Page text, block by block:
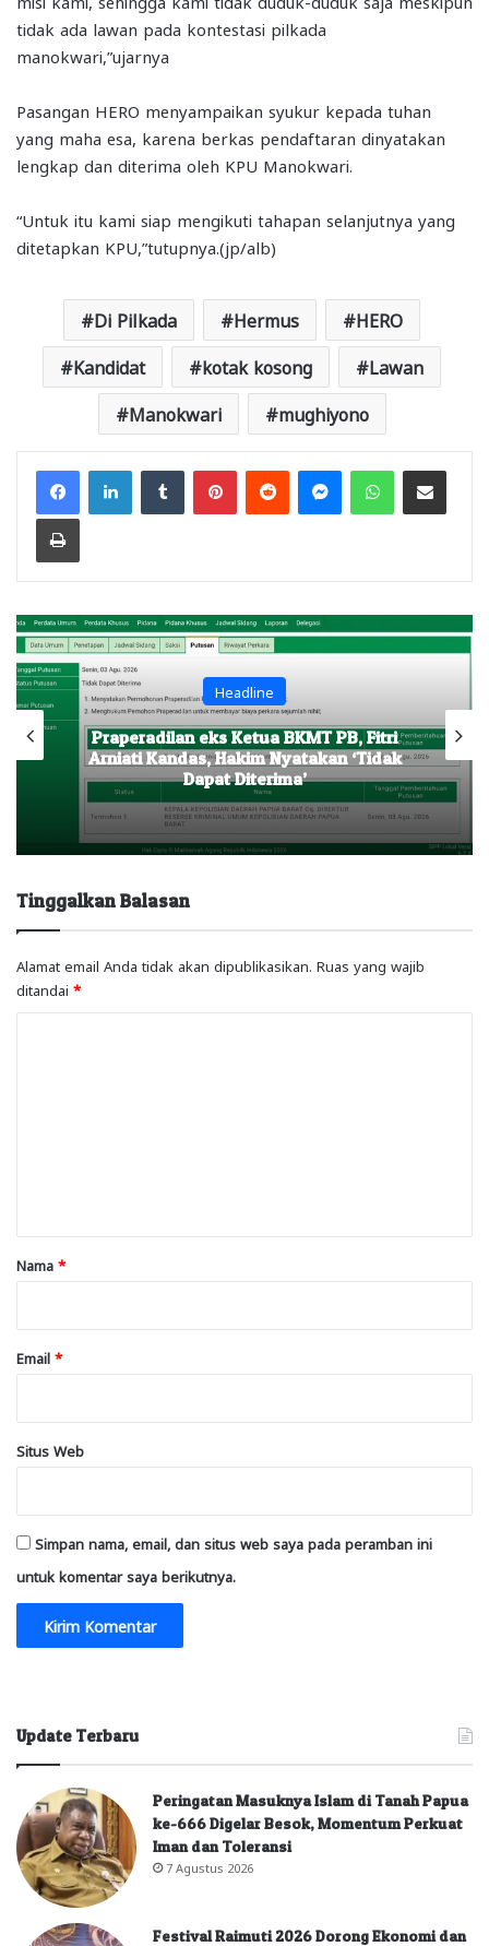
tidak ada lawan pada kontestasi pilkada
manokwari,”ujarnya
Pasangan HERO menyampaikan syukur kepada tuhan
yang maha esa, karena berkas pendaftaran dinyatakan
lengkap dan diterima oleh KPU Manokwari.
“Untuk itu kami siap mengikuti tahapan selanjutnya yang
ditetapkan KPU,”tutupnya.(jp/alb)
Di Pilkada Hermus HERO
Kandidat kotak kosong Lawan
Manokwari mughiyono
FacebookLinkedInTumblr PinterestReddit MessengerWhatsAppShare via Email
Print
Headline
Praperadilan eks Ketua BKMT PB, Fitri
Arniati Kandas, Hakim Nyatakan ‘Tidak
Dapat Diterima’
Tinggalkan Balasan
Alamat email Anda tidak akan dipublikasikan. Ruas yang wajib
ditandai *
rNama *
Email *
Situs Web
Simpan nama, email, dan situs web saya pada peramban ini
untuk komentar saya berikutnya.
Update Terbaru
Peringatan Masuknya Islam di Tanah Papua
ke-666 Digelar Besok, Momentum Perkuat
Iman dan Toleransi
7 Agustus 2026
Festival Raimuti 2026 Dorong Ekonomi dan